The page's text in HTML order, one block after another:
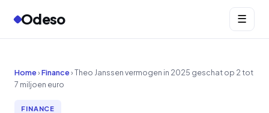
Odeso ☰
Home›Finance› Theo Janssen vermogen in 2025 geschat op 2 tot
7 miljoen euro
FINANCE